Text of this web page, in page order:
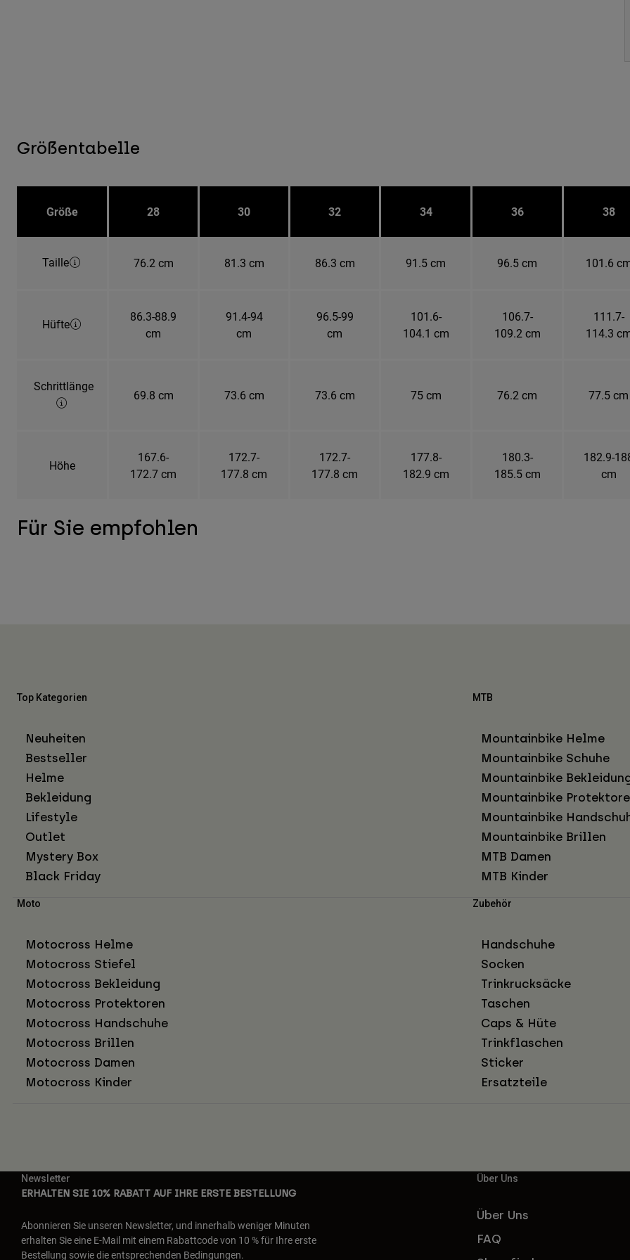
Größentabelle
Größe 28 30 32 34 36 38
Taille 76.2 cm 81.3 cm 86.3 cm 91.5 cm 96.5 cm 101.6
Hüfte
86.3-88.9
cm
91.4-94
cm
96.5-99
cm
101.6-
104.1 cm
106.7-
109.2 cm
111.7-
114.3
Schrittlänge
69.8 cm 73.6 cm 73.6 cm 75 cm 76.2 cm 77.5 cm
Höhe
167.6-
172.7 cm
172.7-
177.8 cm
172.7-
177.8 cm
177.8-
182.9 cm
180.3-
185.5 cm
182.9-
cm
Für Sie empfohlen
Top Kategorien
Neuheiten
Bestseller
Helme
Bekleidung
Lifestyle
Outlet
Mystery Box
Black Friday
MTB
Mountainbike Helme
Mountainbike Schuhe
Mountainbike
Mountainbike
Mountainbike
Mountainbike Brillen
MTB Damen
MTB Kinder
Moto
Motocross Helme
Motocross Stiefel
Motocross Bekleidung
Motocross Protektoren
Motocross Handschuhe
Motocross Brillen
Motocross Damen
Motocross Kinder
Zubehör
Handschuhe
Socken
Trinkrucksäcke
Taschen
Caps & Hüte
Trinkflaschen
Sticker
Ersatzteile
Newsletter
ERHALTEN SIE 10% RABATT AUF IHRE ERSTE BESTELLUNG
Abonnieren Sie unseren Newsletter, und innerhalb weniger Minuten
erhalten Sie eine E-Mail mit einem Rabattcode von 10 % für Ihre erste
Bestellung sowie die entsprechenden Bedingungen.
Über Uns
Über Uns
FAQ